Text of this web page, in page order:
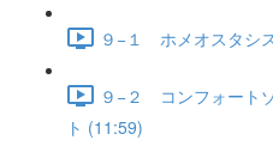
９−１ ホメオスタシ
９−２ コンフォート
ト (11:59)